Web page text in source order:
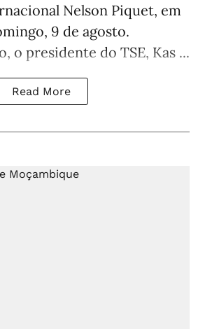
Nelson Piquet, em
9 de agosto.
o presidente do TSE, Kas ...
Read More